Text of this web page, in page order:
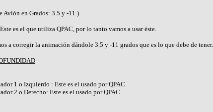
Avión en Grados: 3.5 y -11 )
es el que utiliza QPAC, por lo tanto vamos a usar éste.
a corregir la animación dándole 3.5 y -11 grados que es lo que debe de tener.
1 o Izquierdo : Este es el usado por QPAC
2 o Derecho: Este es el usado por QPAC